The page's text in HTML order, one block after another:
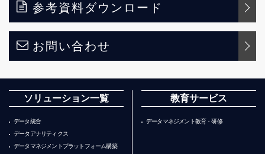
参考資料ダウンロード
お問い合わせ
ソリューション一覧
データ統合
データアナリティクス
データマネジメントプラットフォーム構築
教育サービス
データマネジメント教育・研修